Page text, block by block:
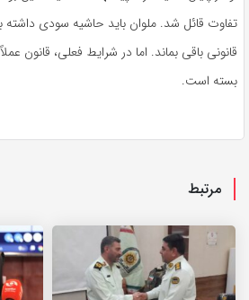
تفاوت قائل شد. ملوان باید حاشیه سودی داشته
قانونی باقی بماند. اما در شرایط فعلی، قانون
بسته است.
مرتبط